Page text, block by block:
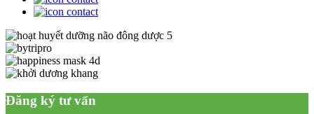
Đăng ký tư vấn